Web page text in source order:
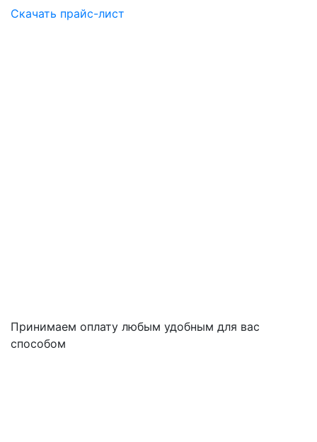
Скачать прайс-лист
Принимаем оплату любым удобным для вас
способом